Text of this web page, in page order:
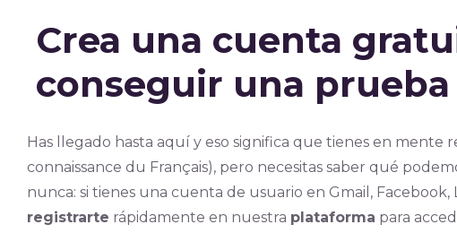
Crea una cuenta
conseguir una
Has llegado hasta aquí y eso significa que tienes en mente
connaissance du Français), pero necesitas saber qué
nunca: si tienes una cuenta de usuario en Gmail,
registrarte rápidamente en nuestra plataforma para